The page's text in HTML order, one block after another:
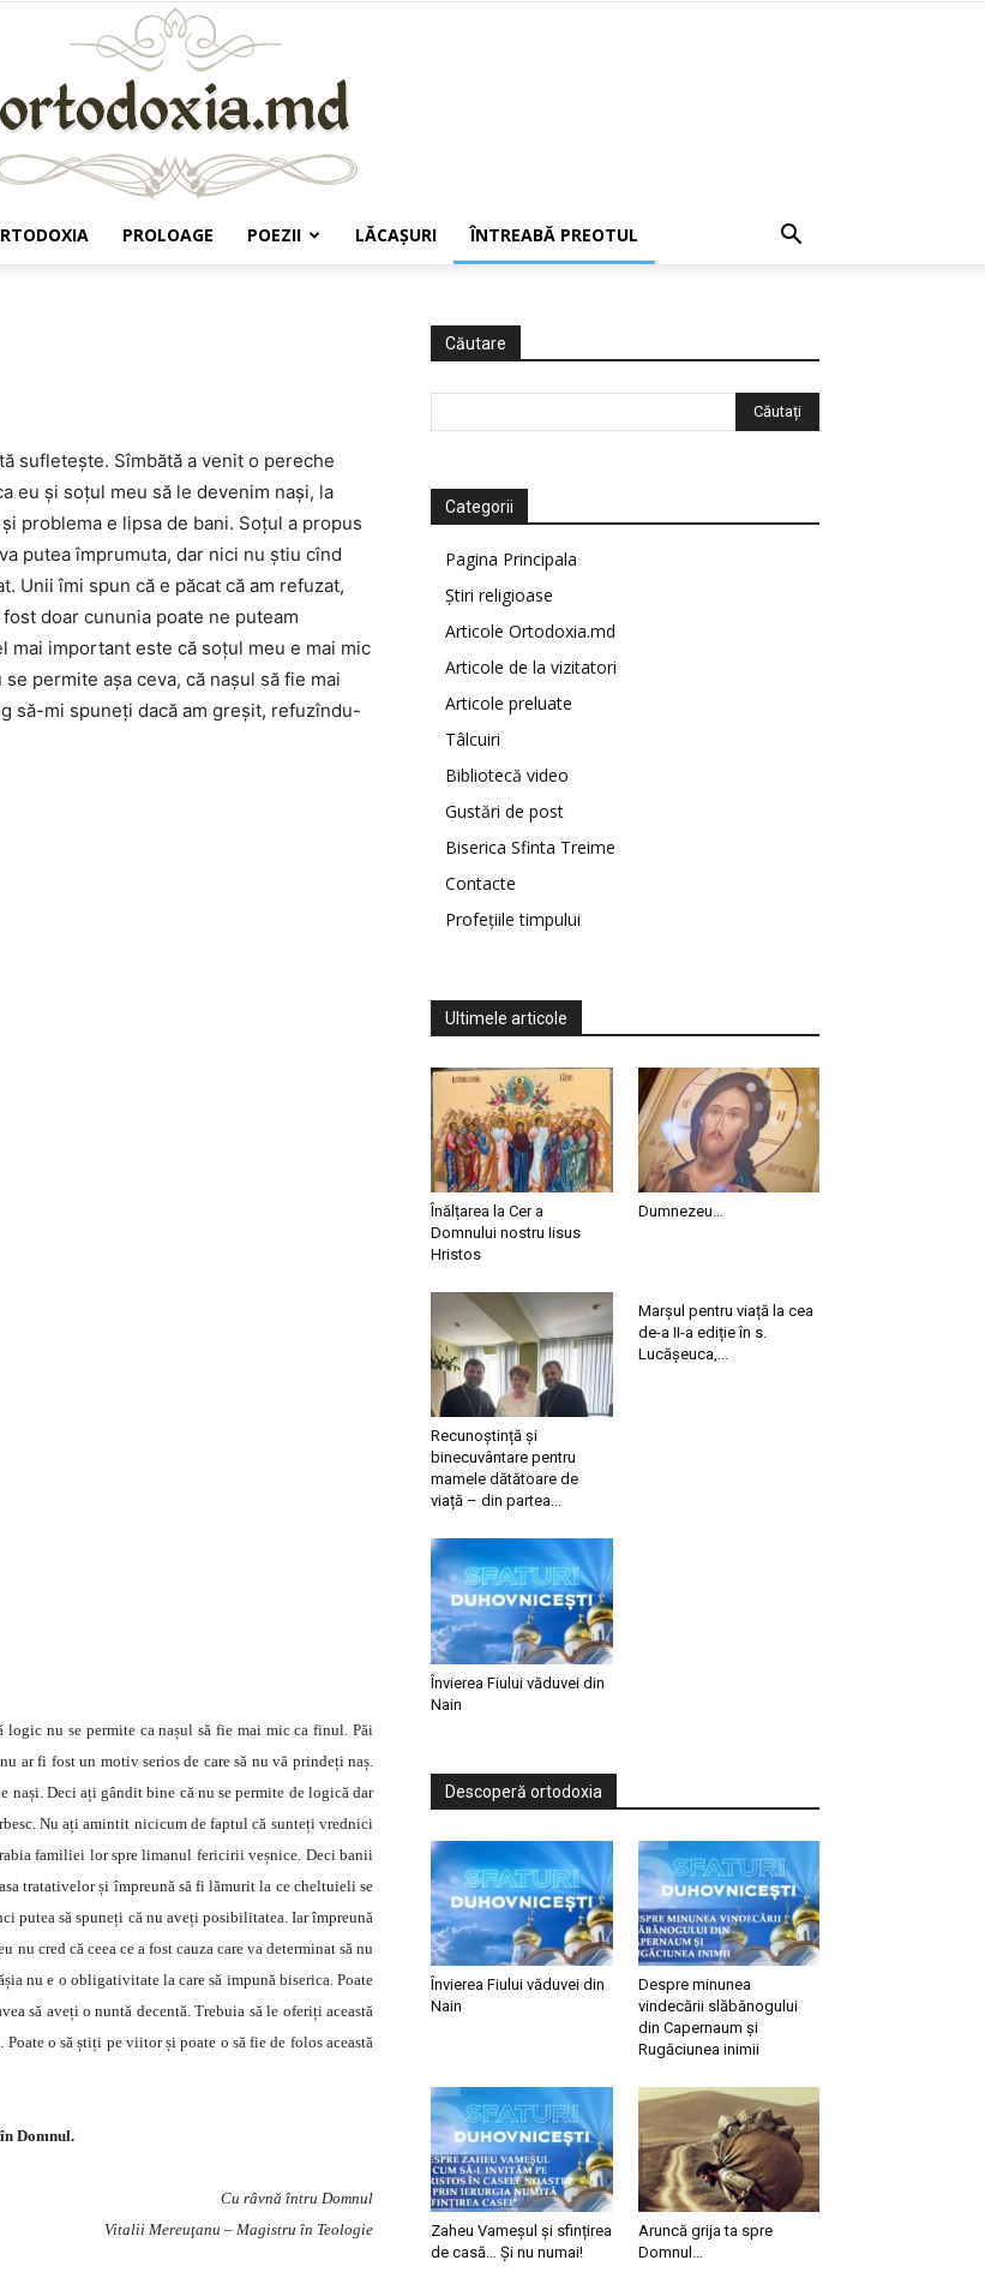
PROLOAGE POEZII LĂCAŞURI ÎNTREABĂ PREOTUL
sufleteşte. Sîmbătă a venit o pereche
eu şi soțul meu să le devenim naşi, la
problema e lipsa de bani. Soţul a propus
putea împrumuta, dar nici nu ştiu cînd
Unii îmi spun că e păcat că am refuzat,
doar cununia poate ne puteam
mai important este că soţul meu e mai mic
permite aşa ceva, că naşul să fie mai
să-mi spuneţi dacă am greşit, refuzîndu-
logic nu se permite ca nașul să fie mai mic ca finul. Păi
ar fi fost un motiv serios de care să nu vă prindeți naș.
nași. Deci ați gândit bine că nu se permite de logică dar
Nu ați amintit nicicum de faptul că sunteți vrednici
familiei lor spre limanul fericirii veșnice. Deci banii
tratativelor și împreună să fi lămurit la ce cheltuieli se
putea să spuneți că nu aveți posibilitatea. Iar împreună
cred că ceea ce a fost cauza care va determinat să nu
nu e o obligativitate la care să impună biserica. Poate
să aveți o nuntă decentă. Trebuia să le oferiți această
Poate o să știți pe viitor și poate o să fie de folos această
Domnul.
Cu râvnă întru Domnul
Vitalii Mereuţanu – Magistru în Teologie
Căutare
Categorii
Pagina Principala
Știri religioase
Articole Ortodoxia.md
Articole de la vizitatori
Articole preluate
Tâlcuiri
Bibliotecă video
Gustări de post
Biserica Sfinta Treime
Contacte
Profețiile timpului
Ultimele articole
Înălțarea la Cer a
Domnului nostru Iisus
Hristos
Dumnezeu…
Recunoștință și
binecuvântare pentru
mamele dătătoare de
viață – din partea...
Marșul pentru viață la cea
de-a II-a ediție în s.
Lucășeuca,...
Învierea Fiului văduvei din
Nain
Descoperă ortodoxia
Învierea Fiului văduvei din
Nain
Despre minunea
vindecării slăbănogului
din Capernaum și
Rugăciunea inimii
Zaheu Vameșul și sfințirea
de casă… Și nu numai!
Aruncă grija ta spre
Domnul…